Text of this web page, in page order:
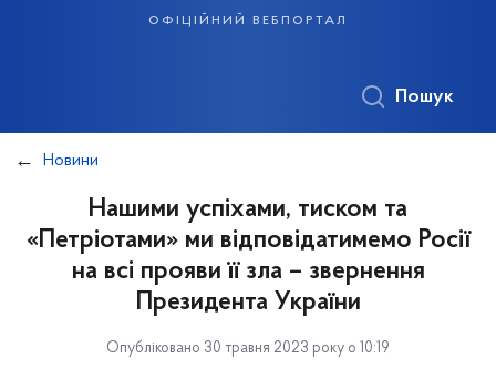
офіційний вебпортал
Пошук
Новини
Нашими успіхами, тиском та
«Петріотами» ми відповідатимемо Росії
на всі прояви її зла – звернення
Президента України
Опубліковано 30 травня 2023 року о 10:19